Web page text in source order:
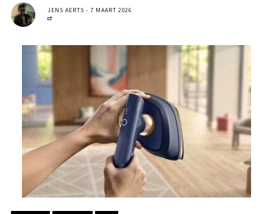
JENS AERTS 7 MAART 2026